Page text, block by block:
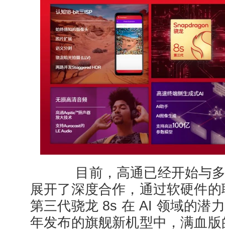
目前，高通已经开始与多
展开了深度合作，通过软硬件
第三代骁龙 8s 在 AI 领域的潜
年发布的旗舰新机型中，满血